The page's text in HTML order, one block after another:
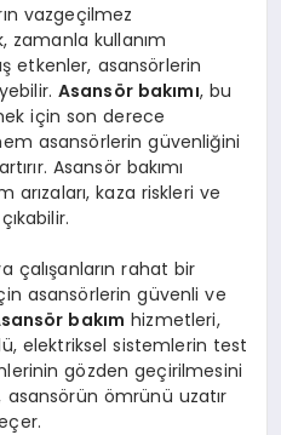
vazgeçilmez
zamanla kullanım
etkenler, asansörlerin
Asansör bakımı, bu
için son derece
asansörlerin güvenliğini
Asansör bakımı
arızaları, kaza riskleri ve
çalışanların rahat bir
asansörlerin güvenli ve
bakım hizmetleri,
elektriksel sistemlerin test
gözden geçirilmesini
asansörün ömrünü uzatır